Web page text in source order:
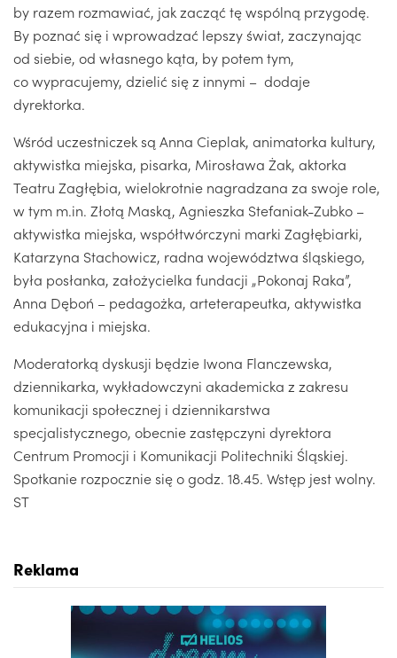
by razem rozmawiać, jak zacząć tę wspólną przygodę.
By poznać się i wprowadzać lepszy świat, zaczynając
od siebie, od własnego kąta, by potem tym,
co wypracujemy, dzielić się z innymi – dodaje
dyrektorka.
Wśród uczestniczek są Anna Cieplak, animatorka kultury,
aktywistka miejska, pisarka, Mirosława Żak, aktorka
Teatru Zagłębia, wielokrotnie nagradzana za swoje role,
w tym m.in. Złotą Maską, Agnieszka Stefaniak-Zubko –
aktywistka miejska, współtwórczyni marki Zagłębiarki,
Katarzyna Stachowicz, radna województwa śląskiego,
była posłanka, założycielka fundacji „Pokonaj Raka”,
Anna Dęboń – pedagożka, arteterapeutka, aktywistka
edukacyjna i miejska.
Moderatorką dyskusji będzie Iwona Flanczewska,
dziennikarka, wykładowczyni akademicka z zakresu
komunikacji społecznej i dziennikarstwa
specjalistycznego, obecnie zastępczyni dyrektora
Centrum Promocji i Komunikacji Politechniki Śląskiej.
Spotkanie rozpocznie się o godz. 18.45. Wstęp jest wolny.
ST
Reklama